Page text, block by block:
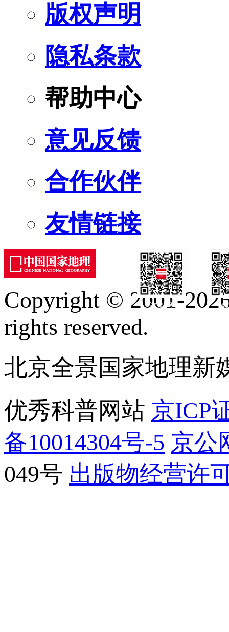
版权声明
隐私条款
帮助中心
意见反馈
合作伙伴
友情链接
订阅号
Copyright © 2001-
rights reserved.
北京全景国家地理新
优秀科普网站 京ICP
备10014304号-5 京公
049号 出版物经营许